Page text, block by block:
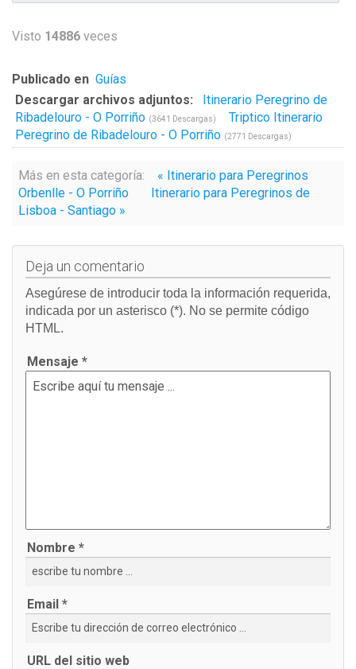
Visto 14886 veces
Publicado en Guías
Descargar archivos adjuntos:
Itinerario Peregrino de
Ribadelouro - O Porriño (3641 Descargas)
Triptico Itinerario
Peregrino de Ribadelouro - O Porriño (2771 Descargas)
Más en esta categoría:
« Itinerario para Peregrinos
Orbenlle - O Porriño
Itinerario para Peregrinos de
Lisboa - Santiago »
Deja un comentario
Asegúrese de introducir toda la información requerida,
indicada por un asterisco (*). No se permite código
HTML.
Mensaje *
Nombre *
Email *
URL del sitio web